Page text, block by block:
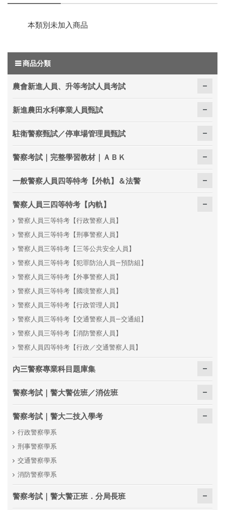
本類別未加入商品
商品分類
農會新進人員、升等考試人員考試
新進農田水利事業人員甄試
駐衛警察甄試／停車場管理員甄試
警察考試｜完整學習教材｜ＡＢＫ
一般警察人員四等特考【外軌】＆法警
警察人員三四等特考【內軌】
警察人員三等特考【行政警察人員】
警察人員三等特考【刑事警察人員】
警察人員三等特考【三等公共安全人員】
警察人員三等特考【犯罪防治人員—預防組】
警察人員三等特考【外事警察人員】
警察人員三等特考【國境警察人員】
警察人員三等特考【行政管理人員】
警察人員三等特考【交通警察人員—交通組】
警察人員三等特考【消防警察人員】
警察人員四等特考【行政／交通警察人員】
內三警察專業科目題庫集
警察考試｜警大警佐班／消佐班
警察考試｜警大二技入學考
行政警察學系
刑事警察學系
交通警察學系
消防警察學系
警察考試｜警大警正班．分局長班